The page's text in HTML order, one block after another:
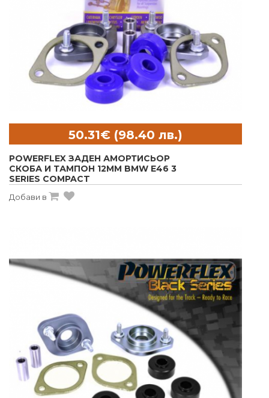
POWERFLEX ЗАДЕН АМОРТИСЬОР
СКОБА И ТАМПОН 12MM BMW E46 3
SERIES COMPACT
Добави в